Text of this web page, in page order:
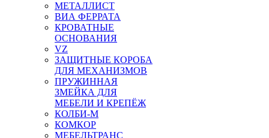
МЕТАЛЛИСТ
ВИА ФЕРРАТА
КРОВАТНЫЕ
ОСНОВАНИЯ
VZ
ЗАЩИТНЫЕ КОРОБА
ДЛЯ МЕХАНИЗМОВ
ПРУЖИННАЯ
ЗМЕЙКА ДЛЯ
МЕБЕЛИ И КРЕПЁЖ
КОЛБИ-М
КОМКОР
МЕБЕЛЬТРАНС